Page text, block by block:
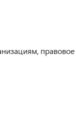
правовое